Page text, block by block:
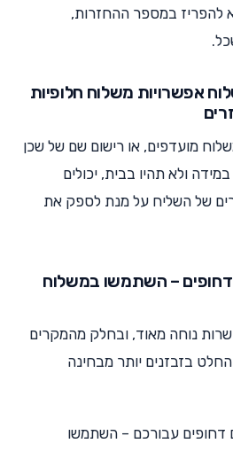
להפריז במספר ההחזרות,
אפשרויות משלוח חלופיות
מועדפים, או רישום שם של שכן
ולא תהיו בבית, יכולים
של השליח על מנת לספק את
דחופים – השתמשו במשלוח
נוחה מאוד, ובחלק מהמקרים
בזבזנים יותר מבחינה
דחופים עבורכם – השתמשו